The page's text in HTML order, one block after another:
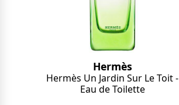
Hermès
Hermès Un Jardin Sur Le Toit -
Eau de Toilette